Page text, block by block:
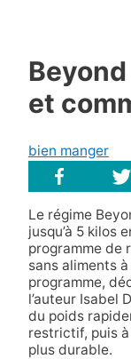
et
bien manger
Le régime
jusqu’à 5 kilos
programme de
sans aliments
programme,
l’auteur Isabel
du poids
restrictif, puis
plus durable.